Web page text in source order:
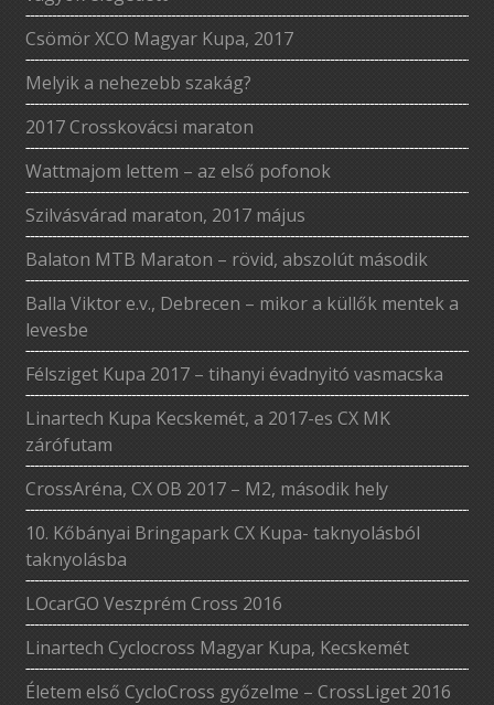
Csömör XCO Magyar Kupa, 2017
Melyik a nehezebb szakág?
2017 Crosskovácsi maraton
Wattmajom lettem – az első pofonok
Szilvásvárad maraton, 2017 május
Balaton MTB Maraton – rövid, abszolút második
Balla Viktor e.v., Debrecen – mikor a küllők mentek a
levesbe
Félsziget Kupa 2017 – tihanyi évadnyitó vasmacska
Linartech Kupa Kecskemét, a 2017-es CX MK
zárófutam
CrossAréna, CX OB 2017 – M2, második hely
10. Kőbányai Bringapark CX Kupa- taknyolásból
taknyolásba
LOcarGO Veszprém Cross 2016
Linartech Cyclocross Magyar Kupa, Kecskemét
Életem első CycloCross győzelme – CrossLiget 2016